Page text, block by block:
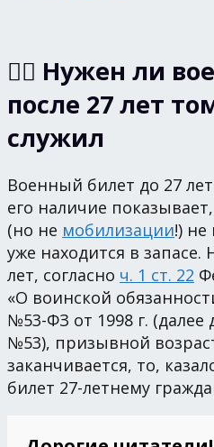
💁‍♂️ Нужен ли
после 27 лет
служил
Военный билет до 27
его наличие
(но не мобилизации!) не
уже находится в запасе.
лет, согласно ч. 1 ст. 22
«О воинской
№53-ФЗ от 1998 г. (далее
№53), призывной
заканчивается, то,
билет 27-летнему